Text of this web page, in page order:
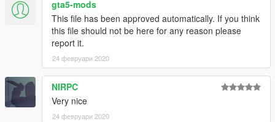
gta5-mods
This file has been approved automatically. If you think
this file should not be here for any reason please
report it.
24 февруари 2020
NIRPC
Very nice
24 февруари 2020